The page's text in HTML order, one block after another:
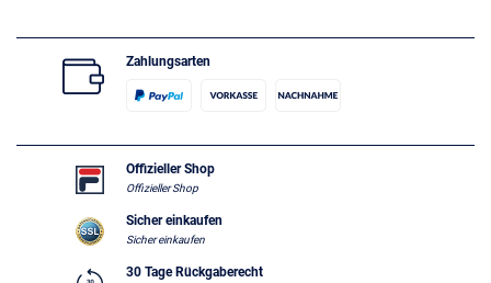
Zahlungsarten
Offizieller Shop
Offizieller Shop
Sicher einkaufen
Sicher einkaufen
30 Tage Rückgaberecht